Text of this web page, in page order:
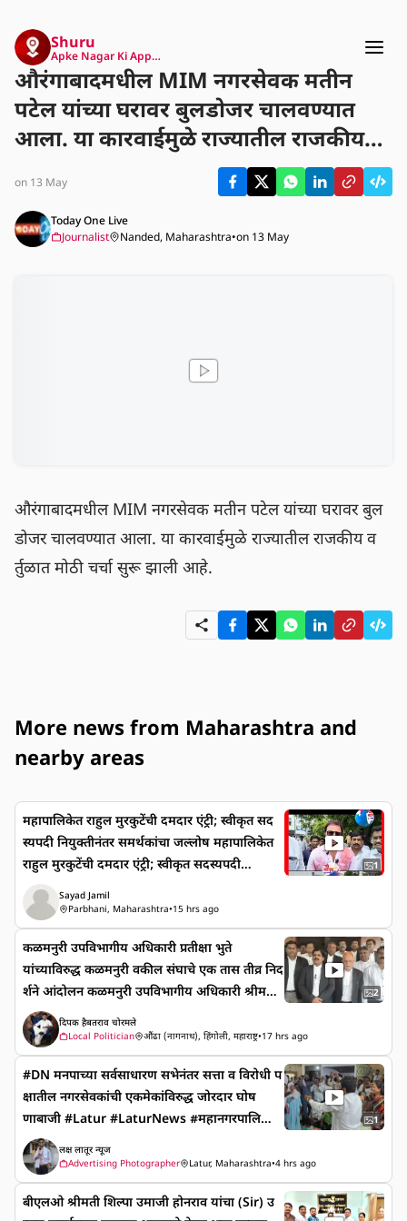
Shuru
Apke Nagar Ki App…
औरंगाबादमधील MIM नगरसेवक मतीन
पटेल यांच्या घरावर बुलडोजर चालवण्यात
आला. या कारवाईमुळे राज्यातील राजकीय
वर्तुळात मोठी चर्चा सुरू झाली आहे.
on 13 May
Today One Live
Journalist
Nanded, Maharashtra•on 13 May
औरंगाबादमधील MIM नगरसेवक मतीन पटेल यांच्या घरावर बुल
डोजर चालवण्यात आला. या कारवाईमुळे राज्यातील राजकीय व
र्तुळात मोठी चर्चा सुरू झाली आहे.
More news from Maharashtra and
nearby areas
महापालिकेत राहुल मुरकुटेंची दमदार एंट्री; स्वीकृत सद
स्यपदी नियुक्तीनंतर समर्थकांचा जल्लोष महापालिकेत
राहुल मुरकुटेंची दमदार एंट्री; स्वीकृत सदस्यपदी
नियुक्तीनंतर समर्थकांचा जल्लोष
1
Sayad Jamil
Parbhani, Maharashtra•15 hrs ago
कळमनुरी उपविभागीय अधिकारी प्रतीक्षा भुते
यांच्याविरुद्ध कळमनुरी वकील संघाचे एक तास तीव्र निद
र्शने आंदोलन कळमनुरी उपविभागीय अधिकारी श्रीमती
प्रतीक्षा भुते या महसूल न्यायालयीन प्रकरणांमध्ये व
किलां विरुद्ध अरेरावीची भाषा वापरून अपमानास्पद
वागणूक देऊन पक्षकारांना प्रकरणात वकील नियुक्त कर
ण्याची गरज नाही तुम्ही पैसे वाया न घालता मला येऊन
भेटा आदेश करते असे बेजबाबदारपणे कामकाज करून
वकिलांविरुद्ध दादागिरी करत असल्यामुळे कळमनुरी व
कील संघाच्या वतीने आज दिनांक ५ ऑगस्ट २०२६ बुध
वार रोजी उपविभागीय कार्यालयासमोर एक तास घोषणा
देऊन तीव्र निदर्शने आंदोलन करण्यात आले.
जिल्हाधिकारी श्री.राहुल गुप्ता यांना तहसीलदार श्री.जीव
2
दिपक हैबतराव चोरमले
Local Politician
औंढा (नागनाथ), हिंगोली, महाराष्ट्र•17 hrs ago
#DN मनपाच्या सर्वसाधारण सभेनंतर सत्ता व विरोधी प
क्षातील नगरसेवकांची एकमेकांविरुद्ध जोरदार घोष
णाबाजी #Latur #LaturNews #महानगरपालिका
#मनपा #सर्वसाधारणसभा #घोषणाबाजी
1
लक्ष लातूर न्यूज
Advertising Photographer
Latur, Maharashtra•4 hrs ago
बीएलओ श्रीमती शिल्पा उमाजी होनराव यांचा (Sir) उ